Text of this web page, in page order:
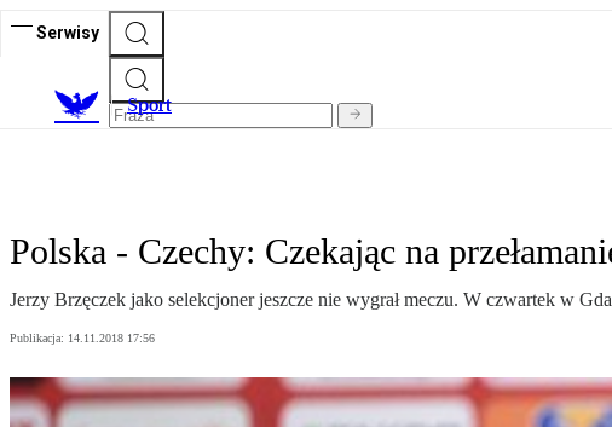
Serwisy
Sport
Polska - Czechy: Czekając na
Jerzy Brzęczek jako selekcjoner jeszcze nie wygrał meczu. W czwartek w
Publikacja: 14.11.2018 17:56